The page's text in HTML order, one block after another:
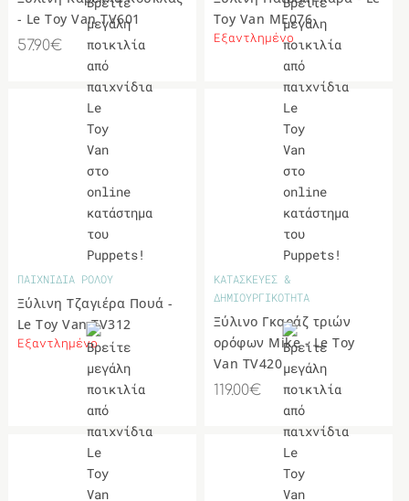
- Le Toy Van TV601
57.90€
Toy Van ME076
Εξαντλημένο
ΠΑΙΧΝΙΔΙΑ ΡΟΛΟΥ
Ξύλινη Τζαγιέρα Πουά -
Le Toy Van TV312
Εξαντλημένο
ΚΑΤΑΣΚΕΥΕΣ &
ΔΗΜΙΟΥΡΓΙΚΟΤΗΤΑ
Ξύλινο Γκαράζ τριών
ορόφων Mike - Le Toy
Van TV420
119.00€